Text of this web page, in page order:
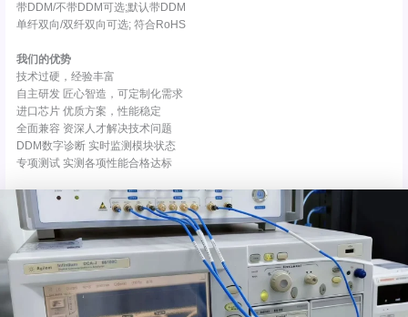
带DDM/不带DDM可选;默认带DDM
单纤双向/双纤双向可选; 符合RoHS
我们的优势
技术过硬，经验丰富
自主研发 匠心智造，可定制化需求
进口芯片 优质方案，性能稳定
全面兼容 资深人才解决技术问题
DDM数字诊断 实时监测模块状态
专项测试 实测各项性能合格达标